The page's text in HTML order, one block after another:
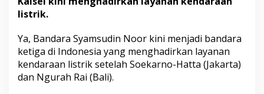
a
k
a
r
t
a
listrik.
Ya, Bandara Syamsudin Noor kini menjadi bandara
ketiga di Indonesia yang menghadirkan layanan
kendaraan listrik setelah Soekarno-Hatta (Jakarta)
dan Ngurah Rai (Bali).